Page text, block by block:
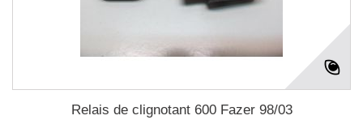
Relais de clignotant 600 Fazer 98/03